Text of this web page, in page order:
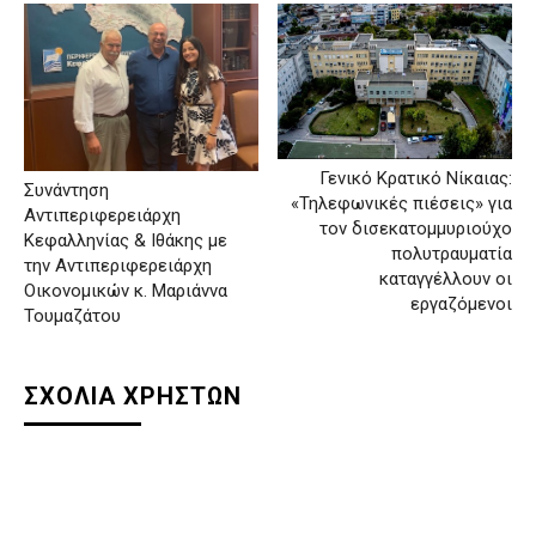
Συνάντηση
Αντιπεριφερειάρχη
Κεφαλληνίας & Ιθάκης με
την Αντιπεριφερειάρχη
Οικονομικών κ. Μαριάννα
Τουμαζάτου
Γενικό Κρατικό Νίκαιας:
«Τηλεφωνικές πιέσεις» για
τον δισεκατομμυριούχο
πολυτραυματία
καταγγέλλουν οι
εργαζόμενοι
ΣΧΟΛΙΑ ΧΡΗΣΤΩΝ